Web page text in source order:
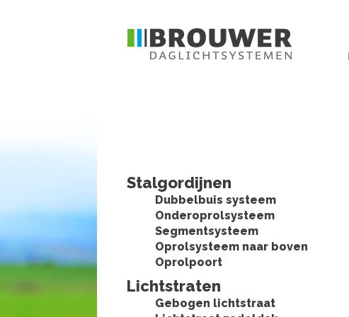
Stalgordijnen
Dubbelbuis systeem
Onderoprolsysteem
Segmentsysteem
Oprolsysteem naar boven
Oprolpoort
Lichtstraten
Gebogen lichtstraat